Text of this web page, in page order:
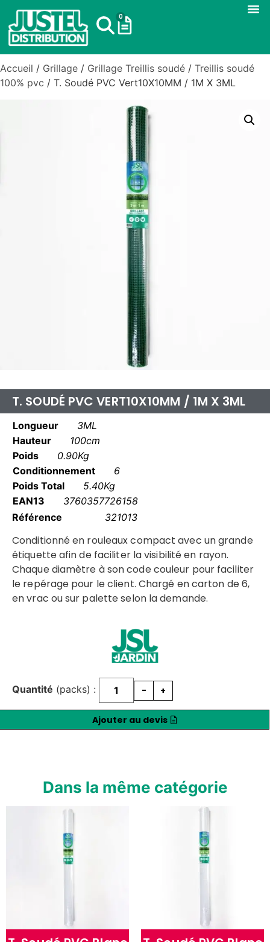
0
Accueil / Grillage / Grillage Treillis soudé / Treillis soudé
100% pvc / T. Soudé PVC Vert10X10MM / 1M X 3ML
T. SOUDÉ PVC VERT10X10MM / 1M X 3ML
Longueur
3ML
Hauteur
100cm
Poids
0.90Kg
Conditionnement
6
Poids Total
5.40Kg
EAN13
3760357726158
Référence
321013
Conditionné en rouleaux compact avec un grande
étiquette afin de faciliter la visibilité en rayon.
Chaque diamètre à son code couleur pour faciliter
le repérage pour le client. Chargé en carton de 6,
en vrac ou sur palette selon la demande.
Quantité (packs) : - +
Ajouter au devis
Dans la même catégorie